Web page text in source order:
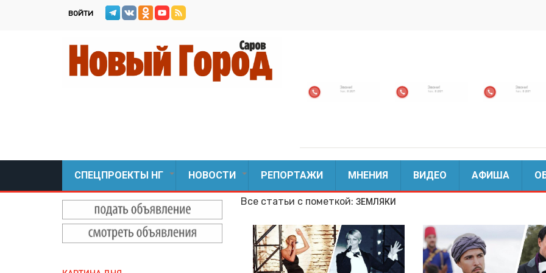
ВОЙТИ
+
СПЕЦПРОЕКТЫ НГ +
НОВОСТИ РЕПОРТАЖИ МНЕНИЯ ВИДЕО АФИША
Все статьи с пометкой: ЗЕМЛЯКИ